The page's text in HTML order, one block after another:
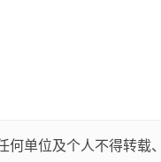
单位及个人不得转载